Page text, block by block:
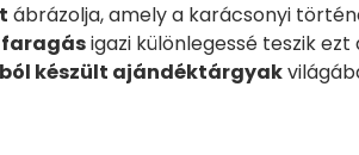
ábrázolja, amely a karácsonyi
faragásigazi különlegessé teszik ezt
készült ajándéktárgyak